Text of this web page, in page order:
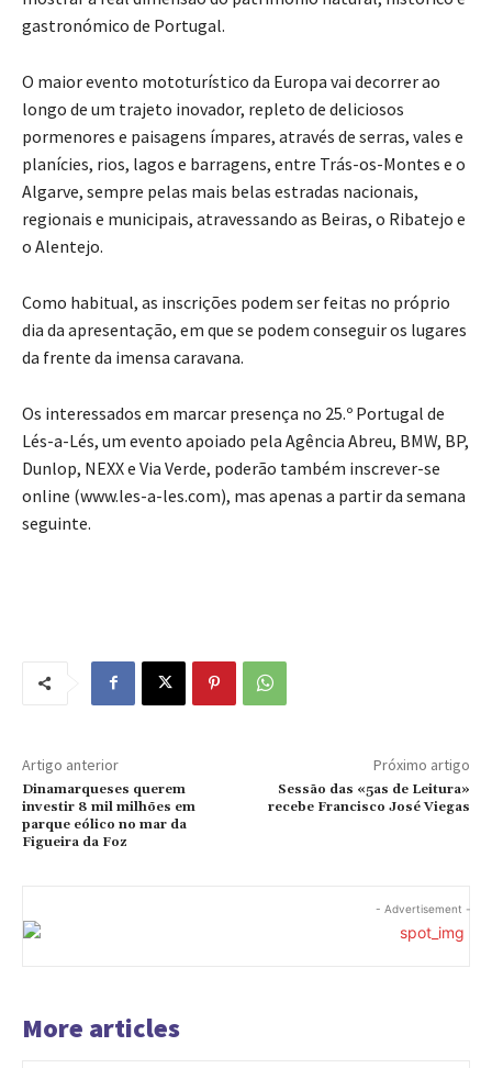
gastronómico de Portugal.
O maior evento mototurístico da Europa vai decorrer ao
longo de um trajeto inovador, repleto de deliciosos
pormenores e paisagens ímpares, através de serras, vales e
planícies, rios, lagos e barragens, entre Trás-os-Montes e o
Algarve, sempre pelas mais belas estradas nacionais,
regionais e municipais, atravessando as Beiras, o Ribatejo e
o Alentejo.
Como habitual, as inscrições podem ser feitas no próprio
dia da apresentação, em que se podem conseguir os lugares
da frente da imensa caravana.
Os interessados em marcar presença no 25.º Portugal de
Lés-a-Lés, um evento apoiado pela Agência Abreu, BMW, BP,
Dunlop, NEXX e Via Verde, poderão também inscrever-se
online (www.les-a-les.com), mas apenas a partir da semana
seguinte.
Artigo anterior
Dinamarqueses querem
investir 8 mil milhões em
parque eólico no mar da
Figueira da Foz
Próximo artigo
Sessão das «5as de Leitura»
recebe Francisco José Viegas
- Advertisement -
More articles